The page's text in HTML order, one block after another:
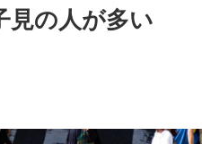
見の人が多い